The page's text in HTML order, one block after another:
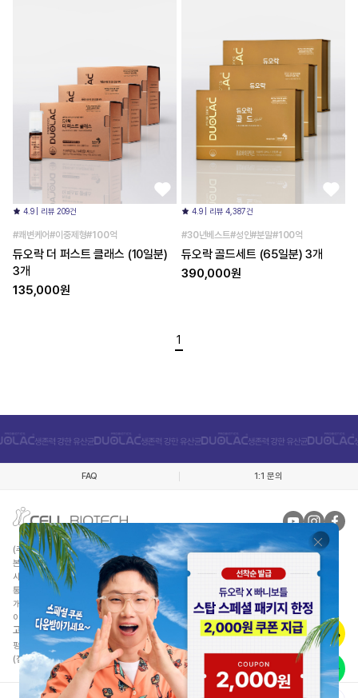
4.9 | 리뷰 209건
#쾌변케어#이중제형#100억
듀오락 더 퍼스트 클래스 (10일분)
3개
135,000원
4.9 | 리뷰 4,387건
#30년베스트#성인#분말#100억
듀오락 골드세트 (65일분) 3개
390,000원
1
FAQ 1:1 문의
(주)쎌바이오텍인터내셔날대표자 : 정명준
본사 : 경기 김포시 월곶면 애기봉로 409번길 50
사업자등록번호 : 220-81-52116
통신판매업신고 : 제 2012-경기김포-0298호 건강식품군
개인정보관리책임자 : 오경림
이메일 :duolacshop@cellbiotech.com
고객센터/제품상담: 080-668-6108
평일 월금 : 10:00 ~ 17:00 (주말, 공휴일 휴무)
(점심시간 : 11:30PM ~ 12:30PM)